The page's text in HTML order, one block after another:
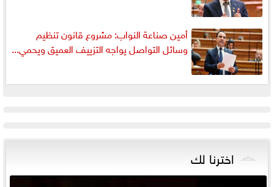
أمين صناعة النواب: مشروع قانون تنظيم
وسائل التواصل يواجه التزييف العميق ويحمي...
اخترنا لك